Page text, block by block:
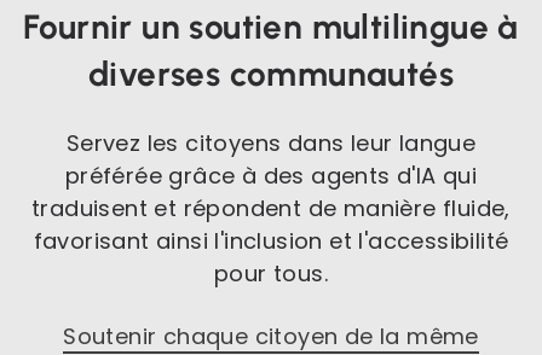
Fournir un soutien multilingue à
diverses communautés
Servez les citoyens dans leur langue
préférée grâce à des agents d'IA qui
traduisent et répondent de manière fluide,
favorisant ainsi l'inclusion et l'accessibilité
pour tous.
Soutenir chaque citoyen de la même